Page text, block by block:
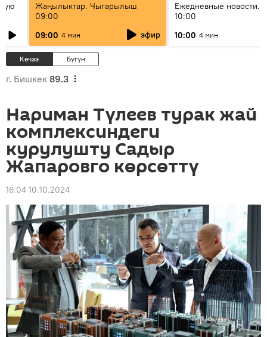
Жаңылыктар. Чыгарылыш
09:00
09:00 4 мин эфир
Ежедневные новости.
10:00
10:00 4 мин
Кечээ Бүгүн
г. Бишкек 89.3
Нариман Түлеев турак жай
комплексиндеги
курулушту Садыр
Жапаровго көрсөттү
16:04 10.10.2024